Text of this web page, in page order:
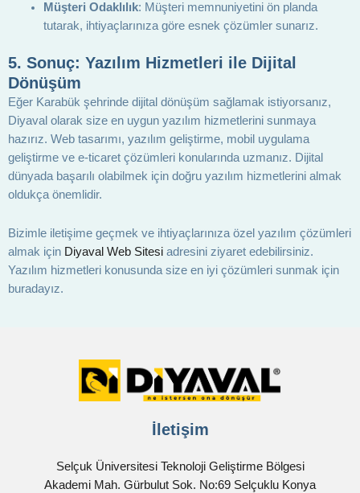
Müşteri Odaklılık: Müşteri memnuniyetini ön planda
tutarak, ihtiyaçlarınıza göre esnek çözümler sunarız.
5. Sonuç: Yazılım Hizmetleri ile Dijital
Dönüşüm
Eğer Karabük şehrinde dijital dönüşüm sağlamak istiyorsanız,
Diyaval olarak size en uygun yazılım hizmetlerini sunmaya
hazırız. Web tasarımı, yazılım geliştirme, mobil uygulama
geliştirme ve e-ticaret çözümleri konularında uzmanız. Dijital
dünyada başarılı olabilmek için doğru yazılım hizmetlerini almak
oldukça önemlidir.
Bizimle iletişime geçmek ve ihtiyaçlarınıza özel yazılım çözümleri
almak için Diyaval Web Sitesi adresini ziyaret edebilirsiniz.
Yazılım hizmetleri konusunda size en iyi çözümleri sunmak için
buradayız.
İletişim
Selçuk Üniversitesi Teknoloji Geliştirme Bölgesi
Akademi Mah. Gürbulut Sok. No:69 Selçuklu Konya